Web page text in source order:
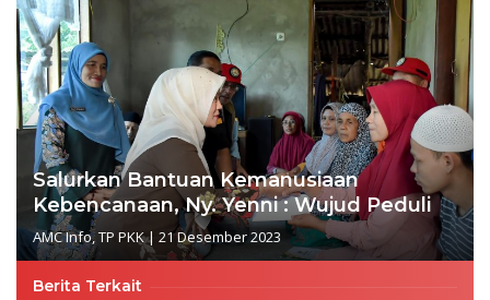
Salurkan Bantuan Kemanusiaan
Kebencanaan, Ny. Yenni : Wujud Peduli
AMC Info,TP PKK| 21 Desember 2023
Berita Terkait